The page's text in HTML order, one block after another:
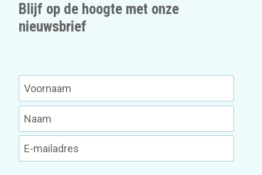
Blijf op de hoogte met onze
nieuwsbrief